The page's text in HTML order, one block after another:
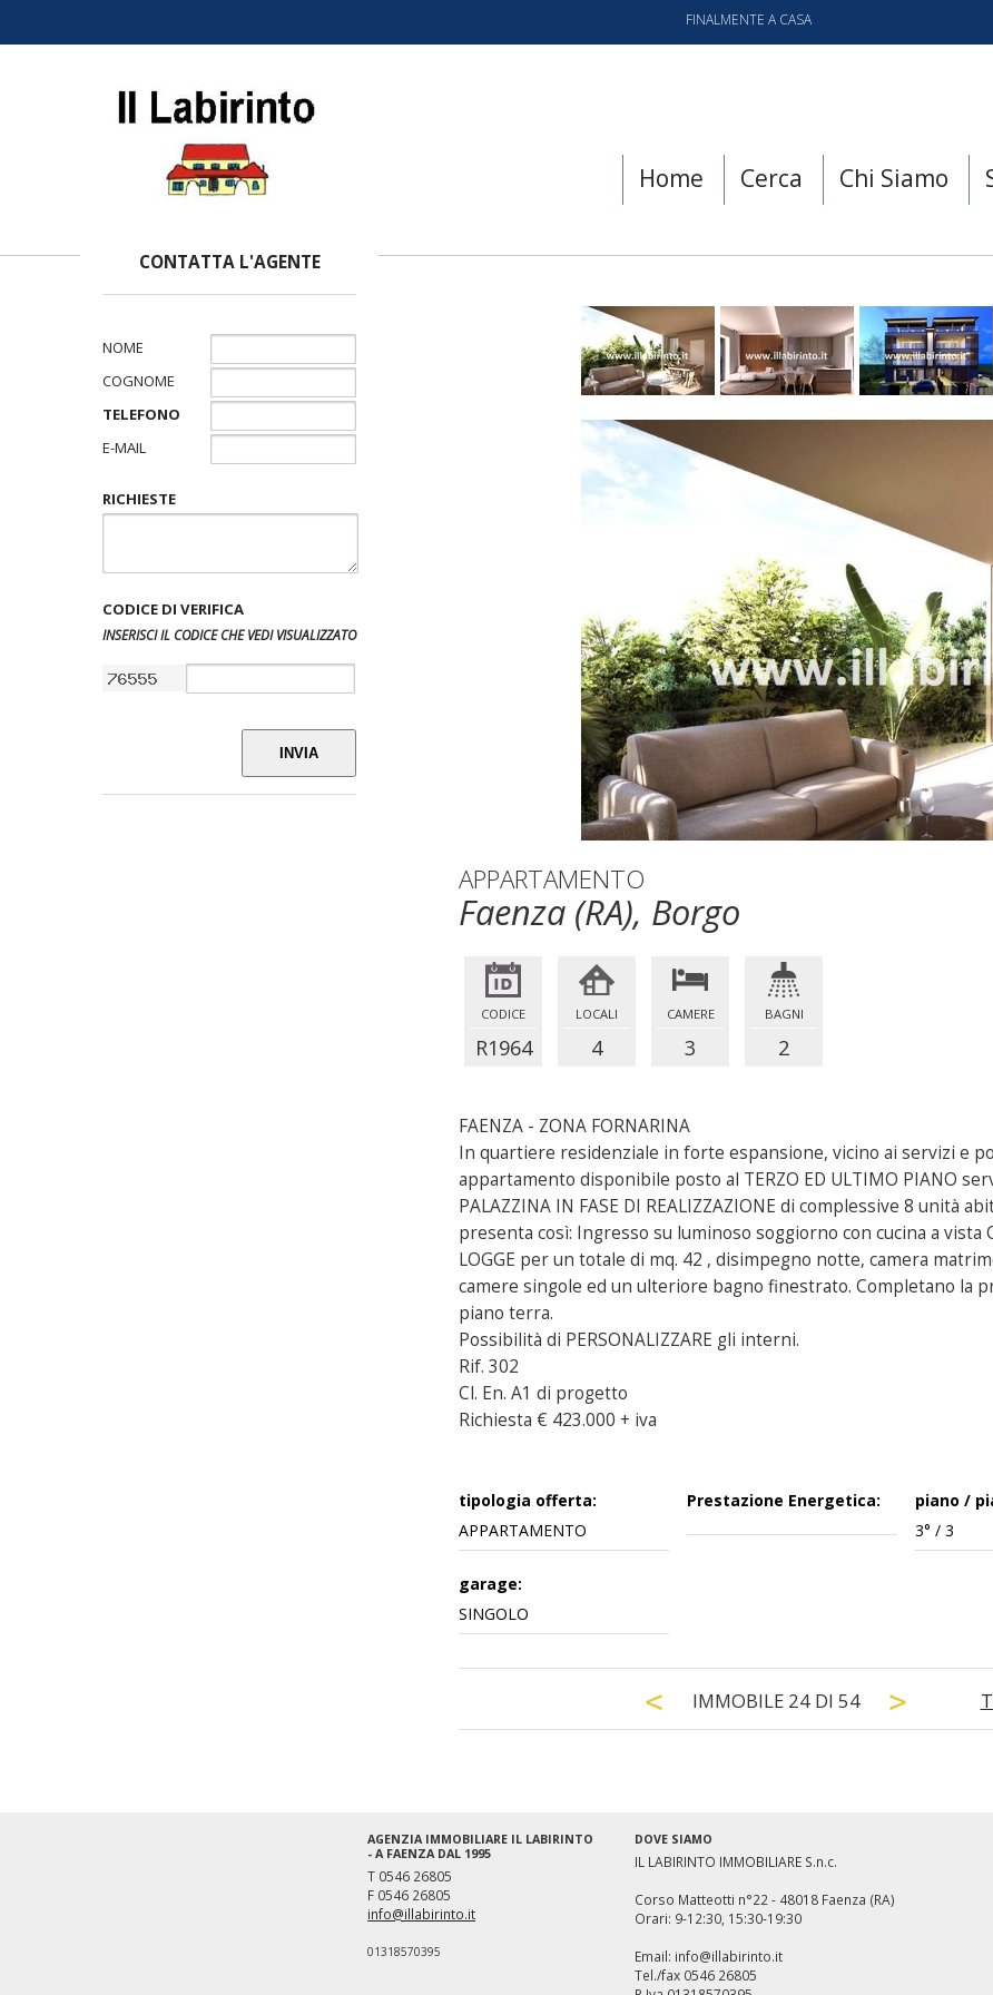
FINALMENTE A CASA
Home Cerca Chi Siamo
CONTATTA L'AGENTE
NOME
COGNOME
TELEFONO
E-MAIL
RICHIESTE
CODICE DI VERIFICA
INSERISCI IL CODICE CHE VEDI VISUALIZZATO
INVIA
APPARTAMENTO
Faenza (RA), Borgo
CODICE
R1964
LOCALI
4
CAMERE
3
BAGNI
2
FAENZA - ZONA FORNARINA
In quartiere residenziale in forte espansione, vicino ai servizi e
appartamento disponibile posto al TERZO ED ULTIMO PIANO
PALAZZINA IN FASE DI REALIZZAZIONE di complessive 8 unità
presenta così: Ingresso su luminoso soggiorno con cucina a vista
LOGGE per un totale di mq. 42 , disimpegno notte, camera
camere singole ed un ulteriore bagno finestrato. Completano la
piano terra.
Possibilità di PERSONALIZZARE gli interni.
Rif. 302
Cl. En. A1 di progetto
Richiesta € 423.000 + iva
tipologia offerta:
APPARTAMENTO
Prestazione Energetica:
piano /
3° / 3
garage:
SINGOLO
IMMOBILE 24DI 54
AGENZIA IMMOBILIARE IL LABIRINTO
- A FAENZA DAL 1995
T 0546 26805
F 0546 26805
info@illabirinto.it
01318570395
DOVE SIAMO
IL LABIRINTO IMMOBILIARE S.n.c.
Corso Matteotti n°22 - 48018 Faenza (RA)
Orari: 9-12:30, 15:30-19:30
Email: info@illabirinto.it
Tel./fax 0546 26805